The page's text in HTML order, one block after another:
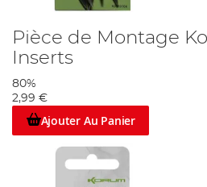
Pièce de Montage
Inserts
80%
2,99 €
Ajouter Au Panier